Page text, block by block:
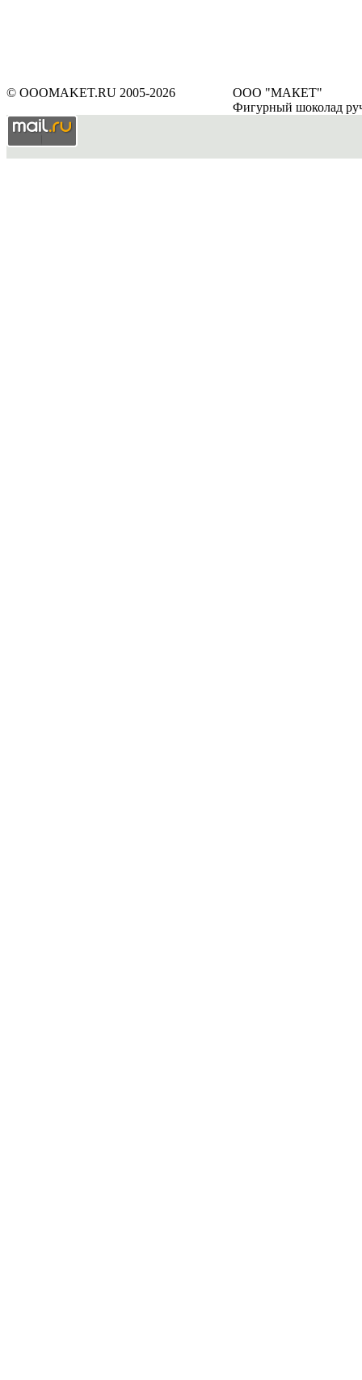
© OOOMAKET.RU 2005-2026
ООО "МАКЕТ"
Фигурный шоколад